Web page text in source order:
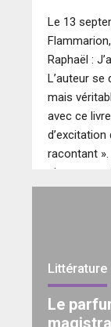
Le 13
Raphaël :
L’auteur se
mais
avec ce
d’excitation
racontant
pizza,
reste de ta
Littérature
Le